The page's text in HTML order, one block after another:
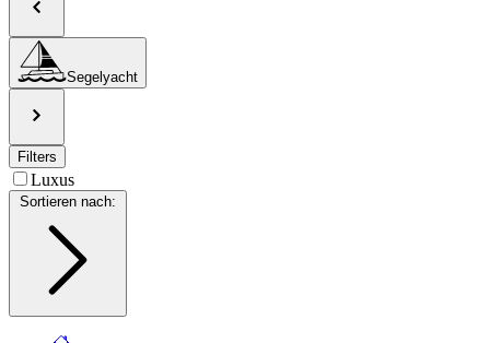
Segelyacht
Filters
Luxus
Sortieren nach